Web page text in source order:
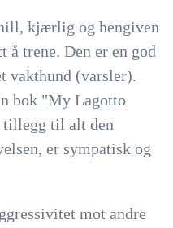
kjærlig og hengiven
å trene. Den er en god
vakthund (varsler).
bok "My Lagotto
tillegg til alt den
er sympatisk og
mot andre